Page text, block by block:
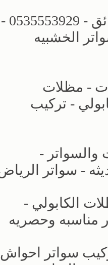
مؤسسة الاختيار الاول للمظلات السيارات - تركيب برجولات الحدائق - 0535553929 -
الخشبيه
السيارات - مظلات
- تركيب
والسواتر -
وسواتر الاختيار الاول - 0500559613 - مظلات الكابولي -
مناسبه وحصريه
- الاختيار الاول - تركيب سواتر احواش